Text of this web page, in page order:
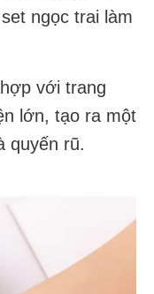
ngọc trai làm
với trang
lớn, tạo ra một
quyến rũ.